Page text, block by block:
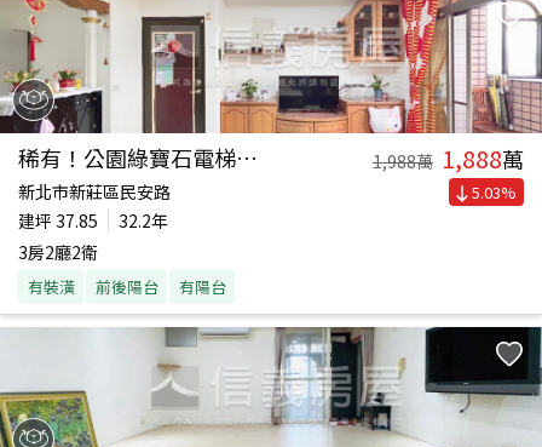
稀有！公園綠寶石電梯三房 1,988萬 1,888萬
新北市新莊區民安路
建坪 37.85
32.2年
3房2廳2衛
有裝潢 前後陽台 有陽台
5.03%